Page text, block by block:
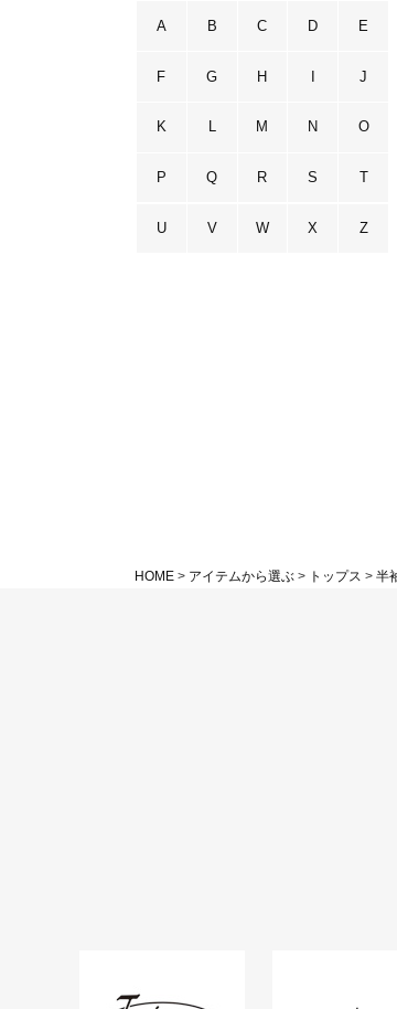
A B C D E
F G H I J
K L M N O
P Q R S T
U V W X Z
HOME アイテムから選ぶ トップス 半